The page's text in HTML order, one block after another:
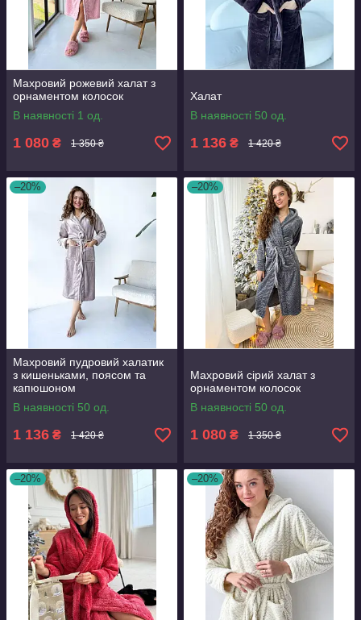
Махровий рожевий халат з
орнаментом колосок
В наявності 1 од.
1 080 ₴ 1 350 ₴
Халат
В наявності 50 од.
1 136 ₴ 1 420 ₴
–20%
Махровий пудровий халатик
з кишеньками, поясом та
капюшоном
В наявності 50 од.
1 136 ₴ 1 420 ₴
–20%
Махровий сірий халат з
орнаментом колосок
В наявності 50 од.
1 080 ₴ 1 350 ₴
–20% –20%